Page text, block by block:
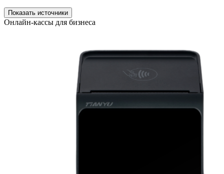
Показать источники
Онлайн-кассы для бизнеса